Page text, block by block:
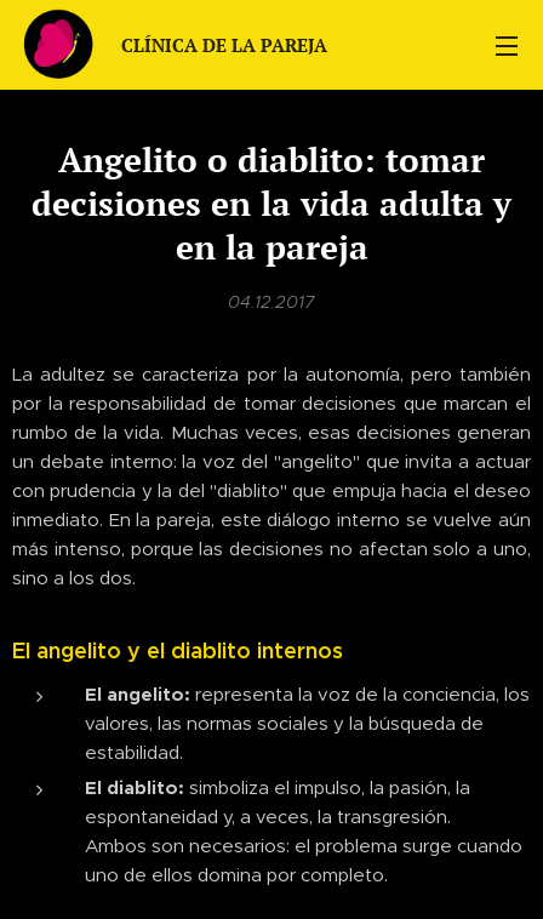
CLÍNICA DE LA PAREJA
Angelito o diablito: tomar
decisiones en la vida adulta y
en la pareja
04.12.2017
La adultez se caracteriza por la autonomía, pero también
por la responsabilidad de tomar decisiones que marcan el
rumbo de la vida. Muchas veces, esas decisiones generan
un debate interno: la voz del "angelito" que invita a actuar
con prudencia y la del "diablito" que empuja hacia el deseo
inmediato. En la pareja, este diálogo interno se vuelve aún
más intenso, porque las decisiones no afectan solo a uno,
sino a los dos.
El angelito y el diablito internos
El angelito: representa la voz de la conciencia, los
valores, las normas sociales y la búsqueda de
estabilidad.
El diablito: simboliza el impulso, la pasión, la
espontaneidad y, a veces, la transgresión.
Ambos son necesarios: el problema surge cuando
uno de ellos domina por completo.